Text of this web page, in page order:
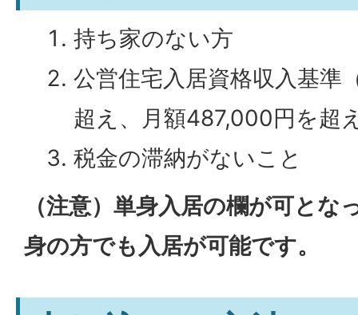
持ち家のない方
公営住宅入居資格収入基準
超え、月額487,000円を超
税金の滞納がないこと
（注意）単身入居の欄が可とな
身の方でも入居が可能です。